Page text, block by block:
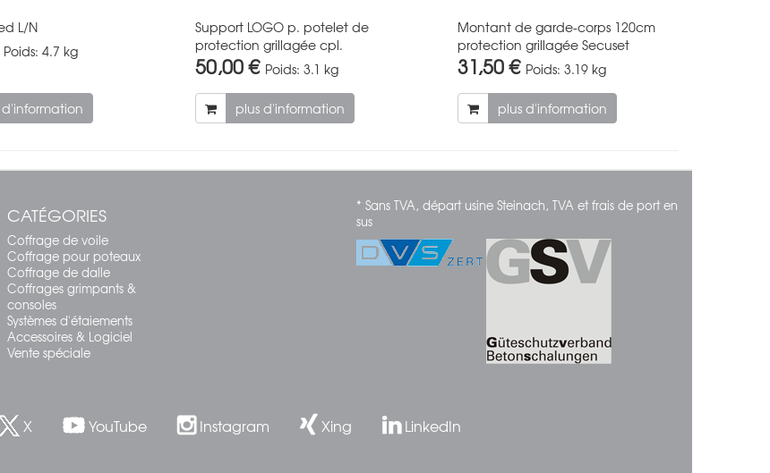
L/N
Poids: 4.7 kg
d'information
Support LOGO p. potelet de
protection grillagée cpl.
50,00 € Poids: 3.1 kg
plus d'information
Montant de garde-corps 120cm
protection grillagée Secuset
31,50 € Poids: 3.19 kg
plus d'information
CATÉGORIES
Coffrage de voile
Coffrage pour poteaux
Coffrage de dalle
Coffrages grimpants &
consoles
Systèmes d'étaiements
Accessoires & Logiciel
Vente spéciale
* Sans TVA, départ usine Steinach, TVA et frais de port en
sus
X YouTube Instagram Xing LinkedIn